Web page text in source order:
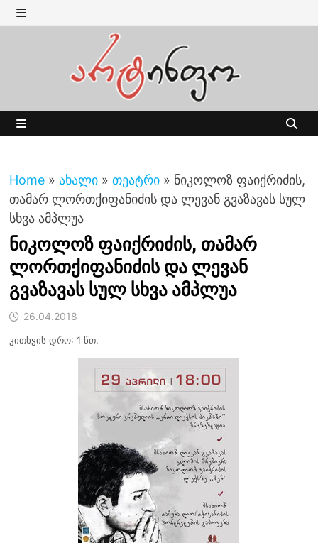
Skip
to MENU
Home » ახალი » თეატრი » ნიკოლოზ ფაიქრიძის,
თამარ ლორთქიფანიძის და ლევან გვაზავას სულ
სხვა ამპლუა
ნიკოლოზ ფაიქრიძის, თამარ
ლორთქიფანიძის და ლევან
გვაზავას სულ სხვა ამპლუა
26.04.2018
კითხვის დრო: 1 წთ.